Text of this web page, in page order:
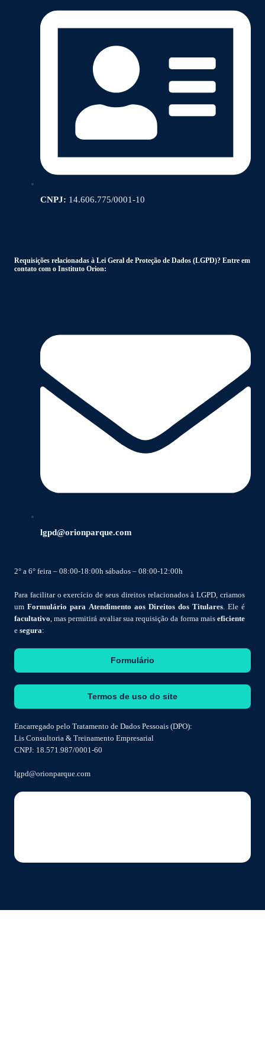
CNPJ: 14.606.775/0001-10
Requisições relacionadas à Lei Geral de Proteção de Dados (LGPD)? Entre em
contato com o Instituto Orion:
lgpd@orionparque.com
2° a 6° feira – 08:00-18:00h sábados – 08:00-12:00h
Para facilitar o exercício de seus direitos relacionados à LGPD, criamos
um Formulário para Atendimento aos Direitos dos Titulares. Ele é
facultativo, mas permitirá avaliar sua requisição da forma mais eficiente
e segura:
Formulário
Termos de uso do site
Encarregado pelo Tratamento de Dados Pessoais (DPO):
Lis Consultoria & Treinamento Empresarial
CNPJ: 18.571.987/0001-60
lgpd@orionparque.com